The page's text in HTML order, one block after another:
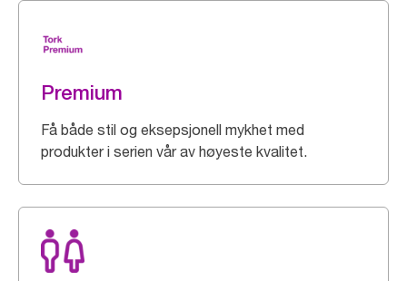
Premium
Få både stil og eksepsjonell mykhet med
produkter i serien vår av høyeste kvalitet.